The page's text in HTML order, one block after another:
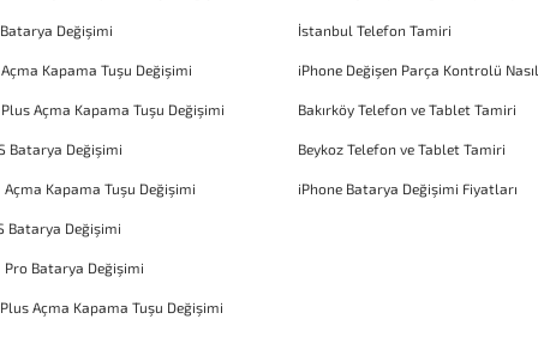
Değişimi
Kapama Tuşu Değişimi
Açma Kapama Tuşu Değişimi
Batarya Değişimi
Açma Kapama Tuşu Değişimi
Batarya Değişimi
Pro Batarya Değişimi
Açma Kapama Tuşu Değişimi
İstanbul Telefon Tamiri
iPhone Değişen Parça Kontrolü Nasıl
Bakırköy Telefon ve Tablet Tamiri
Beykoz Telefon ve Tablet Tamiri
iPhone Batarya Değişimi Fiyatları